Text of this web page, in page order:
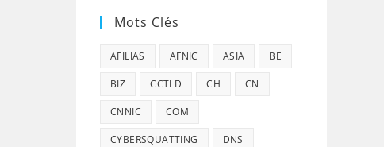
Mots Clés
AFILIAS AFNIC ASIA BE
BIZ CCTLD CH CN
CNNIC COM
CYBERSQUATTING DNS